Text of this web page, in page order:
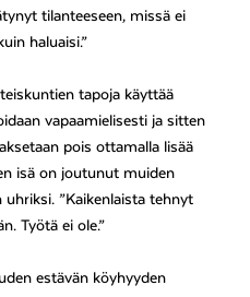
tilanteeseen, missä ei
haluaisi.”
tapoja käyttää
vapaamielisesti ja sitten
pois ottamalla lisää
isä on joutunut muiden
”Kaikenlaista tehnyt
Työtä ei ole.”
estävän köyhyyden